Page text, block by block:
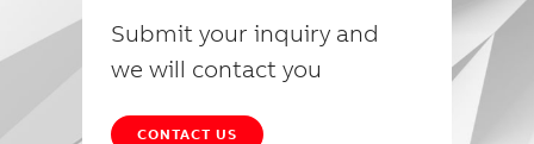
Submit your inquiry and
we will contact you
CONTACT US